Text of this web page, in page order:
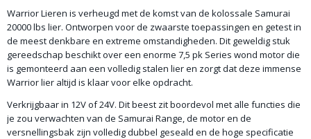
Warrior Lieren is verheugd met de komst van de kolossale Samurai
20000 lbs lier. Ontworpen voor de zwaarste toepassingen en getest in
de meest denkbare en extreme omstandigheden. Dit geweldig stuk
gereedschap beschikt over een enorme 7,5 pk Series wond motor die
is gemonteerd aan een volledig stalen lier en zorgt dat deze immense
Warrior lier altijd is klaar voor elke opdracht.
Verkrijgbaar in 12V of 24V. Dit beest zit boordevol met alle functies die
je zou verwachten van de Samurai Range, de motor en de
versnellingsbak zijn volledig dubbel geseald en de hoge specificatie